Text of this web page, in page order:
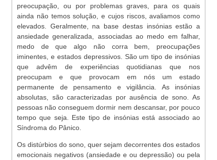
preocupação, ou por problemas graves, para os quais
ainda não temos solução, e cujos riscos, avaliamos como
elevados. Geralmente, na base destas insónias estão a
ansiedade generalizada, associadas ao medo em falhar,
medo de que algo não corra bem, preocupações
iminentes, e estados depressivos. São um tipo de insónias
que advêm de experiências quotidianas que nos
preocupam e que provocam em nós um estado
permanente de pensamento e vigilância. As insónias
absolutas, são caracterizadas por ausência de sono. As
pessoas não conseguem dormir nem descansar, por pouco
tempo que seja. Este tipo de insónias está associado ao
Síndroma do Pânico.
Os distúrbios do sono, quer sejam decorrentes dos estados
emocionais negativos (ansiedade e ou depressão) ou pela